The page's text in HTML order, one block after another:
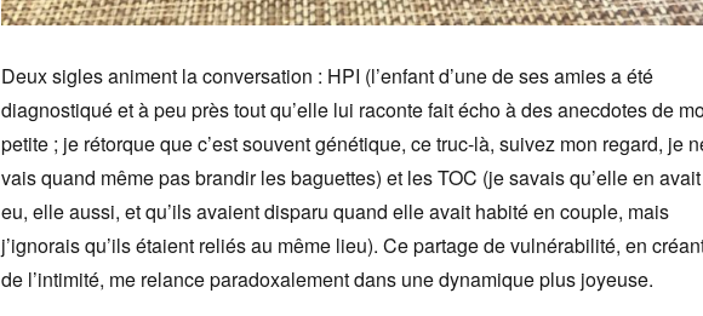
Deux sigles animent la conversation : HPI (l’enfant d’une de ses amies a été
diagnostiqué et à peu près tout qu’elle lui raconte fait écho à des anecdotes de
petite ; je rétorque que c’est souvent génétique, ce truc-là, suivez mon regard, je
vais quand même pas brandir les baguettes) et les TOC (je savais qu’elle en avait
eu, elle aussi, et qu’ils avaient disparu quand elle avait habité en couple, mais
j’ignorais qu’ils étaient reliés au même lieu). Ce partage de vulnérabilité, en
de l’intimité, me relance paradoxalement dans une dynamique plus joyeuse.